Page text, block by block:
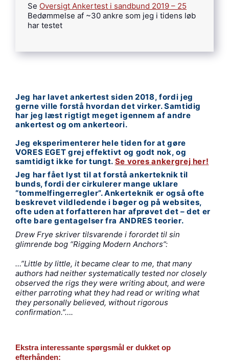
Se Oversigt Ankertest i sandbund 2019 – 25
Bedømmelse af ~30 ankre som jeg i tidens løb
har testet
Jeg har lavet ankertest siden 2018, fordi jeg
gerne ville forstå hvordan det virker. Samtidig
har jeg læst rigtigt meget igennem af andre
ankertest og om ankerteori.
Jeg eksperimenterer hele tiden for at gøre
VORES EGET grej effektivt og godt nok, og
samtidigt ikke for tungt. Se vores ankergrej her!
Jeg har fået lyst til at forstå ankerteknik til
bunds, fordi der cirkulerer mange uklare
“tommelfingerregler”. Ankerteknik er også ofte
beskrevet vildledende i bøger og på websites,
ofte uden at forfatteren har afprøvet det – det er
ofte bare gentagelser fra ANDRES teorier.
Drew Frye skriver tilsvarende i forordet til sin
glimrende bog “Rigging Modern Anchors”:
…”Little by little, it became clear to me, that many
authors had neither systematically tested nor closely
observed the rigs they were writing about, and were
either parroting what they had read or writing what
they personally believed, without rigorous
confirmation.”….
Ekstra interessante spørgsmål er dukket op
efterhånden: